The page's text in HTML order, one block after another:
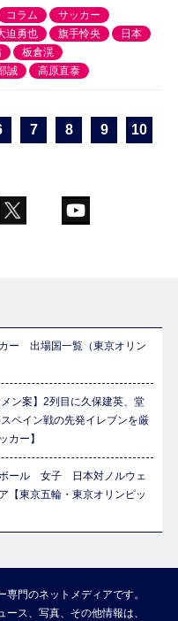
コラム
サッカー
迫勇也 旗手怜央
日本
板倉滉
誠 高原直泰
7 8 9 10
ー 出場国一覧（東京オリン
メン案】2列目に久保建英、堂
ペイン戦の先発イレブンを厳
カー】
ボール 女子 日本対ノルウェ
【東京五輪・東京オリンピッ
専門のネットメディアです。
ス、写真、その他情報は、